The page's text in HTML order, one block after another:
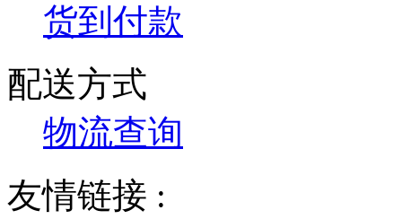
货到付款
配送方式
物流查询
友情链接 :